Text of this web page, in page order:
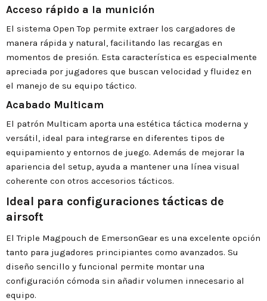
Acceso rápido a la munición
El sistema Open Top permite extraer los cargadores de
manera rápida y natural, facilitando las recargas en
momentos de presión. Esta característica es especialmente
apreciada por jugadores que buscan velocidad y fluidez en
el manejo de su equipo táctico.
Acabado Multicam
El patrón Multicam aporta una estética táctica moderna y
versátil, ideal para integrarse en diferentes tipos de
equipamiento y entornos de juego. Además de mejorar la
apariencia del setup, ayuda a mantener una línea visual
coherente con otros accesorios tácticos.
Ideal para configuraciones tácticas de
airsoft
El Triple Magpouch de EmersonGear es una excelente opción
tanto para jugadores principiantes como avanzados. Su
diseño sencillo y funcional permite montar una
configuración cómoda sin añadir volumen innecesario al
equipo.